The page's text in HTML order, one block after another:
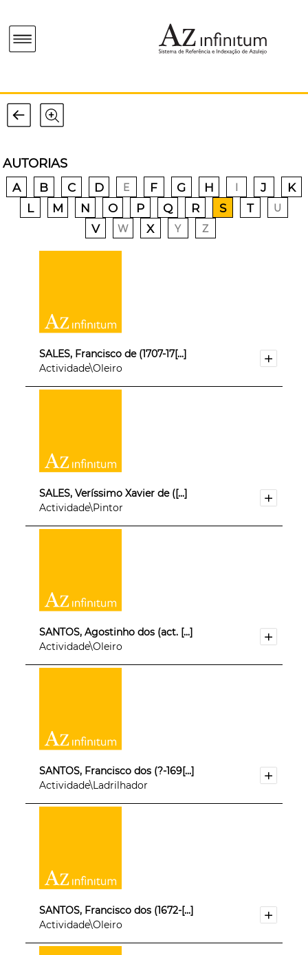
AUTORIAS
A B C D E F G H I J
K
L
M N O P Q R S T U
V W X Y Z
SALES, Francisco de (1707-17[...]
Actividade\Oleiro
SALES, Veríssimo Xavier de ([...]
Actividade\Pintor
SANTOS, Agostinho dos (act. [...]
Actividade\Oleiro
SANTOS, Francisco dos (?-169[...]
Actividade\Ladrilhador
SANTOS, Francisco dos (1672-[...]
Actividade\Oleiro